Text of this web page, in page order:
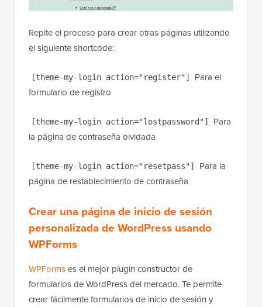
Repite el proceso para crear otras páginas utilizando
el siguiente shortcode:
[theme-my-login action="register"]
Para el
formulario de registro
[theme-my-login action="lostpassword"]
Para
la página de contraseña olvidada
[theme-my-login action="resetpass"]
Para la
página de restablecimiento de contraseña
Crear una página de inicio de sesión
personalizada de WordPress usando
WPForms
WPFormses el mejor plugin constructor de
formularios de WordPress del mercado. Te permite
crear fácilmente formularios de inicio de sesión y